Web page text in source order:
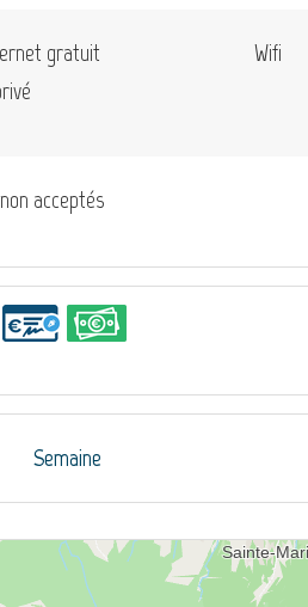
gratuit
Wifi
acceptés
Semaine